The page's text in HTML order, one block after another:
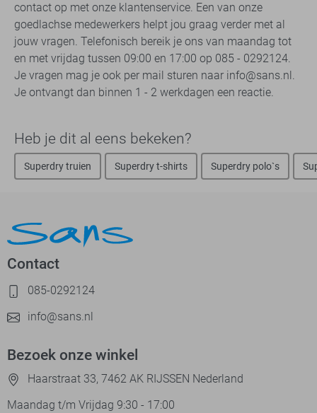
contact op met onze klantenservice. Een van onze
goedlachse medewerkers helpt jou graag verder met al
jouw vragen. Telefonisch bereik je ons van maandag tot
en met vrijdag tussen 09:00 en 17:00 op 085 - 0292124.
Je vragen mag je ook per mail sturen naar info@sans.nl.
Je ontvangt dan binnen 1 - 2 werkdagen een reactie.
Heb je dit al eens bekeken?
Superdry truien Superdry t-shirts Superdry polo`s
Contact
085-0292124
info@sans.nl
Bezoek onze winkel
Haarstraat 33, 7462 AK RIJSSEN Nederland
Maandag t/m Vrijdag 9:30 - 17:00